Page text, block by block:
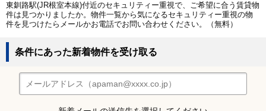
東釧路駅(JR根室本線)付近のセキュリティー重視で、ご希望に合う賃貸物
件は見つかりましたか。物件一覧から気になるセキュリティー重視の物
件を見つけたらメールかお電話でお問い合わせください。（無料）
条件にあった新着物件を受け取る